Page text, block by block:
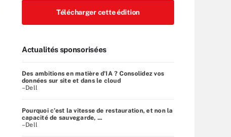
Télécharger cette édition
Actualités sponsorisées
Des ambitions en matière d'IA ? Consolidez vos
données sur site et dans le cloud
–Dell
Pourquoi c’est la vitesse de restauration, et non la
capacité de sauvegarde, ...
–Dell